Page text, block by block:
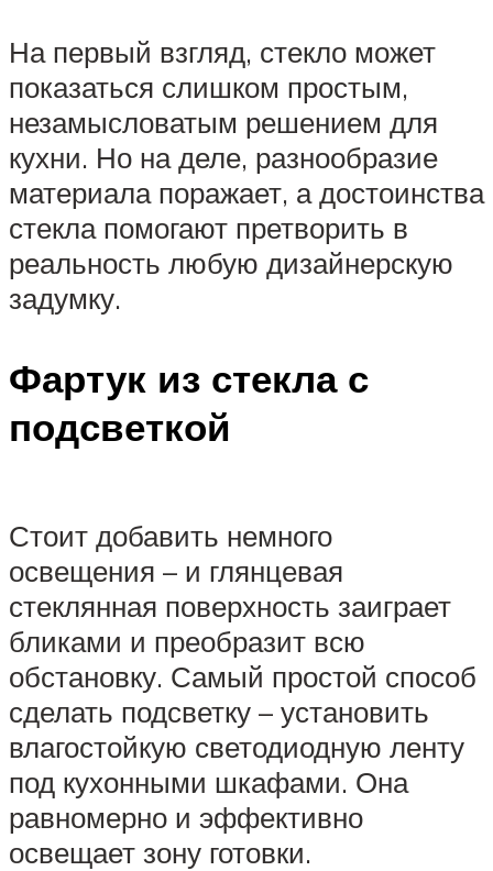
На первый взгляд, стекло может
показаться слишком простым,
незамысловатым решением для
кухни. Но на деле, разнообразие
материала поражает, а достоинства
стекла помогают претворить в
реальность любую дизайнерскую
задумку.
Фартук из стекла с
подсветкой
Стоит добавить немного
освещения – и глянцевая
стеклянная поверхность заиграет
бликами и преобразит всю
обстановку. Самый простой способ
сделать подсветку – установить
влагостойкую светодиодную ленту
под кухонными шкафами. Она
равномерно и эффективно
освещает зону готовки.